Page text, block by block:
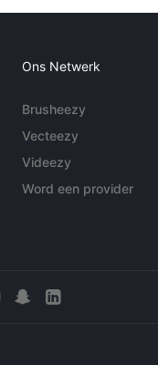
Ons Netwerk
Brusheezy
Vecteezy
Videezy
Word een provider